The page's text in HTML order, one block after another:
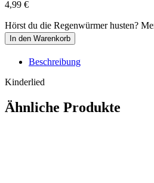
4,99 €
Hörst du die Regenwürmer husten?
In den Warenkorb
Beschreibung
Kinderlied
Ähnliche Produkte